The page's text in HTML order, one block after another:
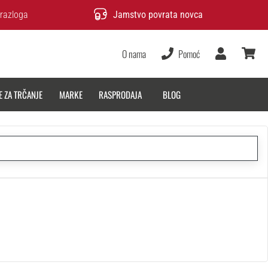
Jamstvo povrata novca
O nama Pomoć
Korisnik
ZA TRČANJE MARKE RASPRODAJA BLOG